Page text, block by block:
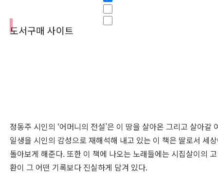
도서구매 사이트
정동주 시인의 ‘어머니의 전설’은 이 땅을 살아온 그리고 살아
일생을 시인의 감성으로 재해석해 내고 있는 이 책은 딸로서 세
돌아보게 해준다. 또한 이 책에 나오는 노래들에는 시집살이의
환이 그 어떤 기록보다 진실하게 담겨 있다.